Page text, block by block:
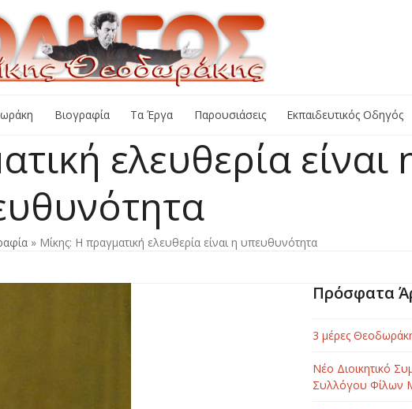
Βιογραφία Τα Έργα Παρουσιάσεις Εκπαιδευτικός Οδηγός
ελευθερία είναι
» Mίκης: H πραγματική ελευθερία είναι η υπευθυνότητα
Πρόσφατα
3 μέρες
Νέο Διοικητικό
Συλλόγου Φίλων